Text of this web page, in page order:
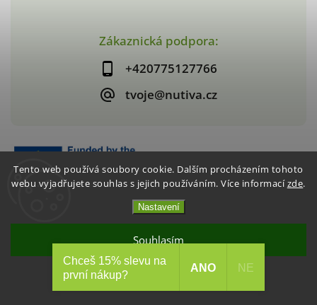
Tento web používá soubory cookie. Dalším procházením tohoto
webu vyjadřujete souhlas s jejich používáním. Více informacízde.
Nastavení
Souhlasím
Akce 2+1 Křupavé jahody / mango
CHCI VYUŽÍT AKCI
Zákaznická podpora:
+420775127766
tvoje@nutiva.cz
nutiva.cz
Shoptet | Design
Chceš 15% slevu na
první nákup?
ANO NE